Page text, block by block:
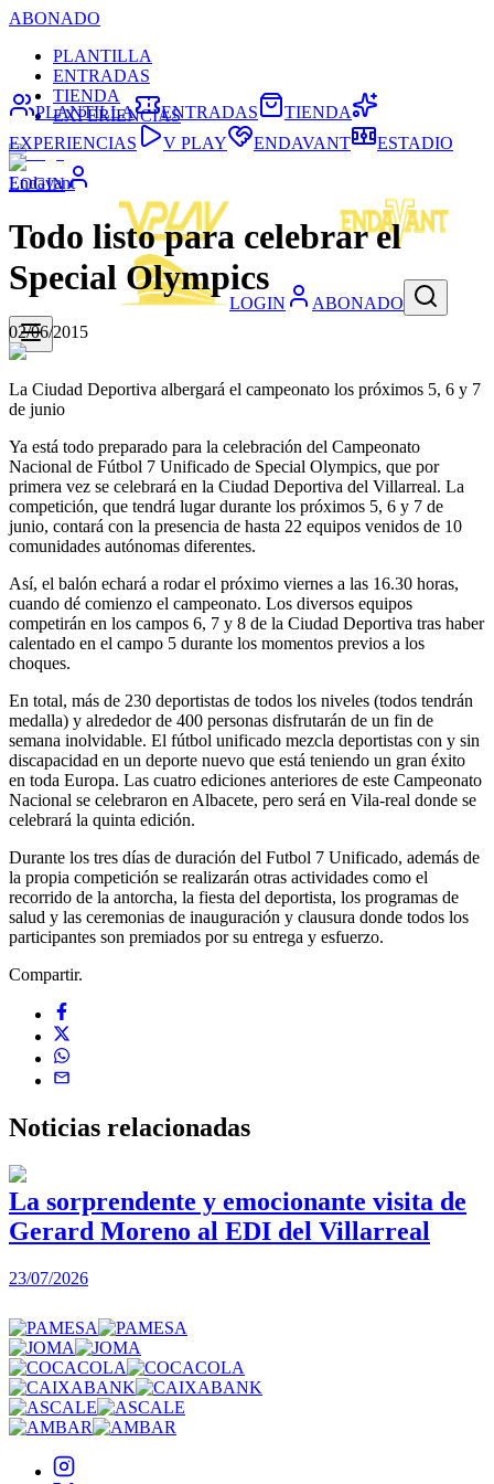
ABONADO
PLANTILLA
ENTRADAS
TIENDA
EXPERIENCIAS
LOGIN
LOGIN ABONADO
PLANTILLA ENTRADAS
TIENDA
EXPERIENCIAS
V PLAY ENDAVANT ESTADIO
Endavant
Todo listo para celebrar el
Special Olympics
02/06/2015
La Ciudad Deportiva albergará el campeonato los próximos 5, 6 y 7
de junio
Ya está todo preparado para la celebración del Campeonato
Nacional de Fútbol 7 Unificado de Special Olympics, que por
primera vez se celebrará en la Ciudad Deportiva del Villarreal. La
competición, que tendrá lugar durante los próximos 5, 6 y 7 de
junio, contará con la presencia de hasta 22 equipos venidos de 10
comunidades autónomas diferentes.
Así, el balón echará a rodar el próximo viernes a las 16.30 horas,
cuando dé comienzo el campeonato. Los diversos equipos
competirán en los campos 6, 7 y 8 de la Ciudad Deportiva tras haber
calentado en el campo 5 durante los momentos previos a los
choques.
En total, más de 230 deportistas de todos los niveles (todos tendrán
medalla) y alrededor de 400 personas disfrutarán de un fin de
semana inolvidable. El fútbol unificado mezcla deportistas con y sin
discapacidad en un deporte nuevo que está teniendo un gran éxito
en toda Europa. Las cuatro ediciones anteriores de este Campeonato
Nacional se celebraron en Albacete, pero será en Vila-real donde se
celebrará la quinta edición.
Durante los tres días de duración del Futbol 7 Unificado, además de
la propia competición se realizarán otras actividades como el
recorrido de la antorcha, la fiesta del deportista, los programas de
salud y las ceremonias de inauguración y clausura donde todos los
participantes son premiados por su entrega y esfuerzo.
Compartir.
Noticias relacionadas
La sorprendente y emocionante visita de
Gerard Moreno al EDI del Villarreal
23/07/2026